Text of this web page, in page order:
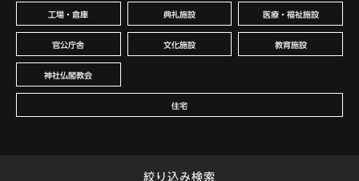
工場・倉庫 典礼施設 医療・福祉施設
官公庁舎 文化施設 教育施設
神社仏閣教会
住宅
絞り込み検索